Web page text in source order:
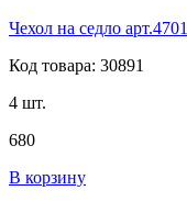
Чехол на седло
Код товара: 30891
4 шт.
680
В корзину